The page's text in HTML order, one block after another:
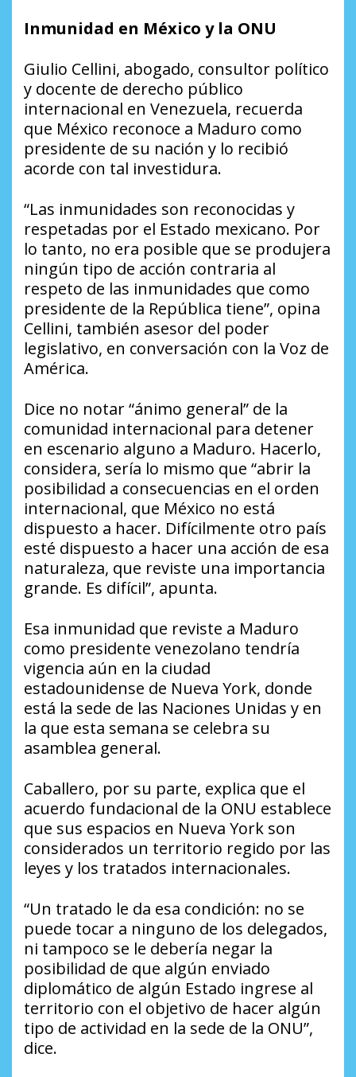
Inmunidad en México y la ONU
Giulio Cellini, abogado, consultor político
y docente de derecho público
internacional en Venezuela, recuerda
que México reconoce a Maduro como
presidente de su nación y lo recibió
acorde con tal investidura.
“Las inmunidades son reconocidas y
respetadas por el Estado mexicano. Por
lo tanto, no era posible que se produjera
ningún tipo de acción contraria al
respeto de las inmunidades que como
presidente de la República tiene”, opina
Cellini, también asesor del poder
legislativo, en conversación con la Voz de
América.
Dice no notar “ánimo general” de la
comunidad internacional para detener
en escenario alguno a Maduro. Hacerlo,
considera, sería lo mismo que “abrir la
posibilidad a consecuencias en el orden
internacional, que México no está
dispuesto a hacer. Difícilmente otro país
esté dispuesto a hacer una acción de esa
naturaleza, que reviste una importancia
grande. Es difícil”, apunta.
Esa inmunidad que reviste a Maduro
como presidente venezolano tendría
vigencia aún en la ciudad
estadounidense de Nueva York, donde
está la sede de las Naciones Unidas y en
la que esta semana se celebra su
asamblea general.
Caballero, por su parte, explica que el
acuerdo fundacional de la ONU establece
que sus espacios en Nueva York son
considerados un territorio regido por las
leyes y los tratados internacionales.
“Un tratado le da esa condición: no se
puede tocar a ninguno de los delegados,
ni tampoco se le debería negar la
posibilidad de que algún enviado
diplomático de algún Estado ingrese al
territorio con el objetivo de hacer algún
tipo de actividad en la sede de la ONU”,
dice.